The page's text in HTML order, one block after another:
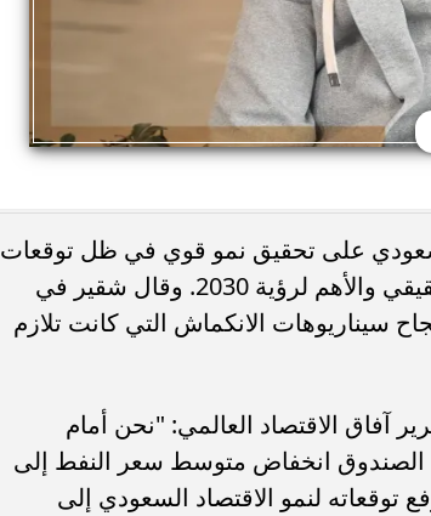
على تحقيق نمو قوي في ظل توقعات
بأسعار نفط تدور حول الستين دولاراً، تمثل النجاح الحقيقي والأهم لرؤية 2030. وقال شقير في
سيناريوهات الانكماش التي كانت تلازم
آفاق الاقتصاد العالمي: "نحن أمام
الصندوق انخفاض متوسط سعر النفط إلى
الوقت ذاته يرفع توقعاته لنمو الاقتصاد السعودي إلى